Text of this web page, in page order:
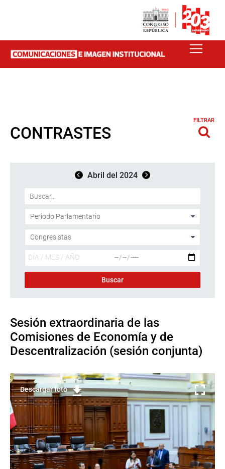
CONTRASTES
FILTRAR
Abril del 2024
Sesión extraordinaria de las
Comisiones de Economía y de
Descentralización (sesión conjunta)
Descargar foto